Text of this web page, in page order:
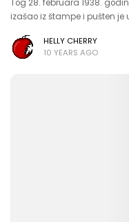
Tog 28. februara 1938.
izašao iz štampe i pušten je
HELLY CHERRY
10 YEARS AGO